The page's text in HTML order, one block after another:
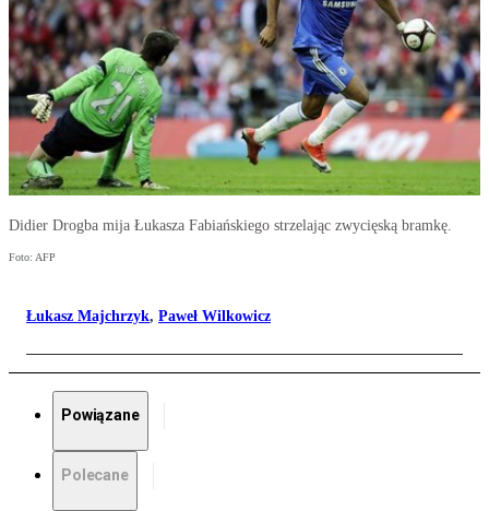
Didier Drogba mija Łukasza Fabiańskiego strzelając zwycięską bramkę.
Foto: AFP
Łukasz Majchrzyk, Paweł Wilkowicz
Powiązane
Polecane